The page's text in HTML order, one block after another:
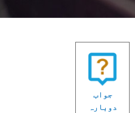
جواب
دوبارہ